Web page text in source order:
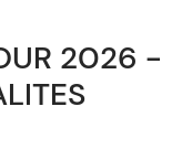
2026 -